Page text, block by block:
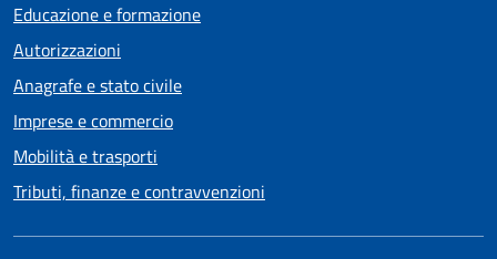
Educazione e formazione
Autorizzazioni
Anagrafe e stato civile
Imprese e commercio
Mobilità e trasporti
Tributi, finanze e contravvenzioni